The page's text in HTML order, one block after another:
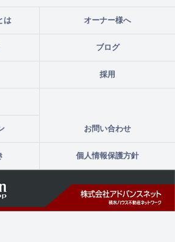
は オーナー様へ
ブログ
採用
お問い合わせ
個人情報保護方針